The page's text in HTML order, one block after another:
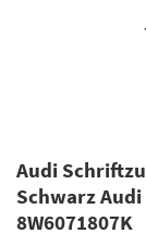
Audi
Schwarz Audi
8W6071807K